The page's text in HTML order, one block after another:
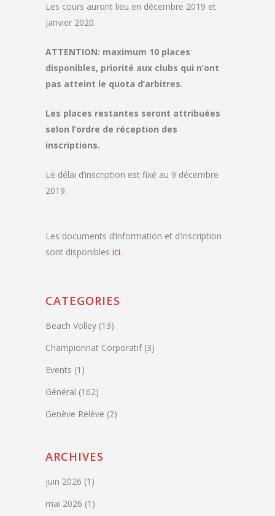
Les cours auront lieu en décembre 2019 et
janvier 2020.
ATTENTION: maximum 10 places
disponibles, priorité aux clubs qui n’ont
pas atteint le quota d’arbitres.
Les places restantes seront attribuées
selon l’ordre de réception des
inscriptions.
Le délai d’inscription est fixé au 9 décembre
2019.
Les documents d’information et d’inscription
sont disponibles ici.
CATEGORIES
Beach Volley (13)
Championnat Corporatif(3)
Events (1)
Général (162)
Genève Relève (2)
ARCHIVES
juin 2026 (1)
mai 2026 (1)